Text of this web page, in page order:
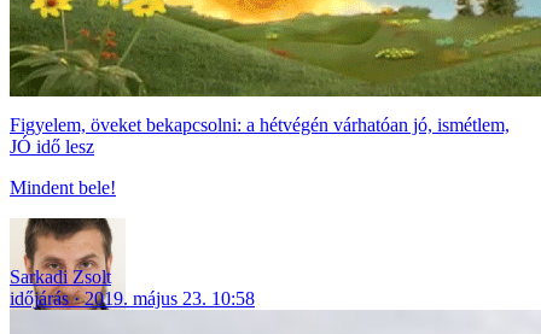
Figyelem, öveket bekapcsolni: a hétvégén várhatóan jó, ismétlem,
JÓ idő lesz
Mindent bele!
Sarkadi Zsolt
időjárás
2019. május 23. 10:58